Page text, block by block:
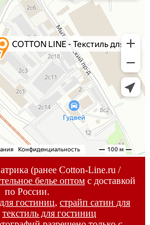
(ранее Cotton-Line.ru /
белье оптомс доставкой
по России.
гостиниц,страйп сатин для
текстиль для гостиниц